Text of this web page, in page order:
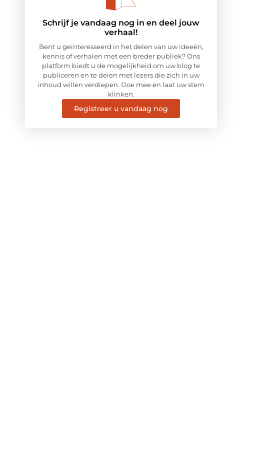
Schrijf je vandaag nog in en deel jouw
verhaal!
Bent u geïnteresseerd in het delen van uw ideeën,
kennis of verhalen met een breder publiek? Ons
platform biedt u de mogelijkheid om uw blog te
publiceren en te delen met lezers die zich in uw
inhoud willen verdiepen. Doe mee en laat uw stem
klinken.
Registreer u vandaag nog